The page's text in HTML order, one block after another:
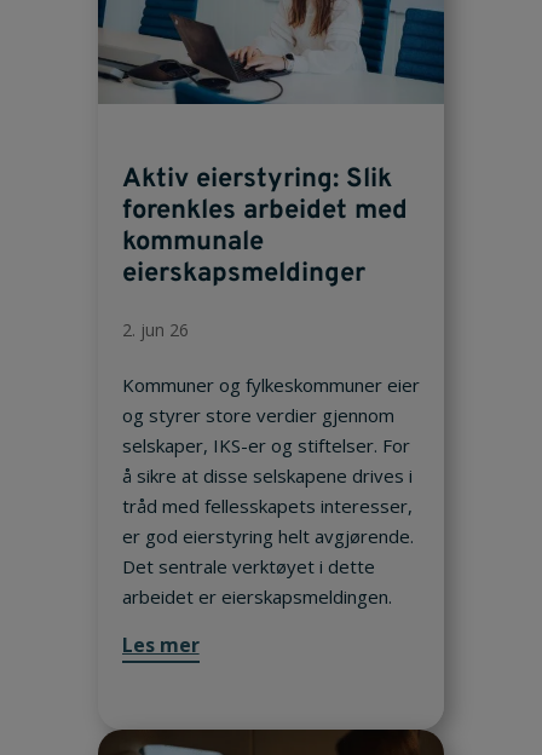
Aktiv eierstyring: Slik
forenkles arbeidet med
kommunale
eierskapsmeldinger
2. jun 26
Kommuner og fylkeskommuner eier
og styrer store verdier gjennom
selskaper, IKS-er og stiftelser. For
å sikre at disse selskapene drives i
tråd med fellesskapets interesser,
er god eierstyring helt avgjørende.
Det sentrale verktøyet i dette
arbeidet er eierskapsmeldingen.
Les mer